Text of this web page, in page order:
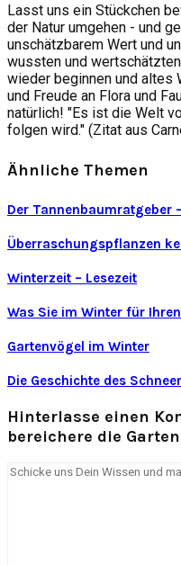
Lasst uns ein Stückchen
der Natur umgehen - und
unschätzbarem Wert und
wussten und
wieder beginnen und altes
und Freude an Flora und
natürlich! "Es ist die Welt
folgen wird." (Zitat aus
Ähnliche Themen
Der Tannenbaumratgeber
Überraschungspflanzen
Winterzeit – Lesezeit
Was Sie im Winter für
Gartenvögel im Winter
Die Geschichte des
Hinterlasse einen
bereichere die